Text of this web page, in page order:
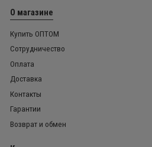
О магазине
Купить ОПТОМ
Сотрудничество
Оплата
Доставка
Контакты
Гарантии
Возврат и обмен